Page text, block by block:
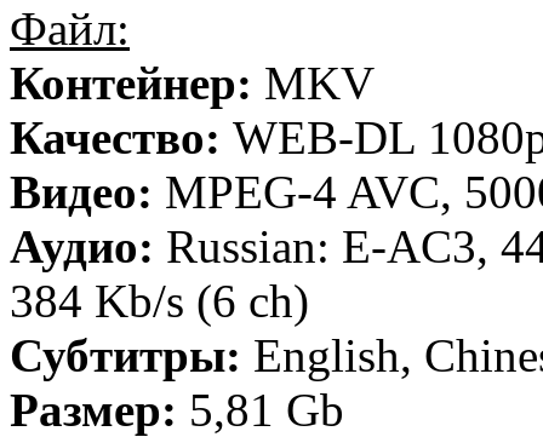
Файл:
Контейнер: MKV
Качество: WEB-DL
Видео: MPEG-4 AVC,
Аудио: Russian: E-AC3,
384 Kb/s (6 ch)
Субтитры: English,
Размер: 5,81 Gb